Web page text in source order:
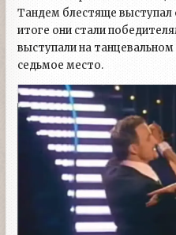
Тандем блестяще выступал
итоге они стали
выступали на
седьмое место.